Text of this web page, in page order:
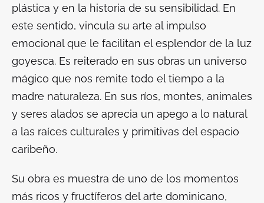
plástica y en la historia de su sensibilidad. En
este sentido, vincula su arte al impulso
emocional que le facilitan el esplendor de la luz
goyesca. Es reiterado en sus obras un universo
mágico que nos remite todo el tiempo a la
madre naturaleza. En sus ríos, montes, animales
y seres alados se aprecia un apego a lo natural
a las raíces culturales y primitivas del espacio
caribeño.
Su obra es muestra de uno de los momentos
más ricos y fructíferos del arte dominicano,